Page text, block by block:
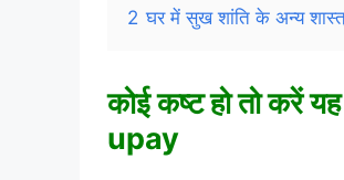
2 घर में सुख शांति के अन्य
कोई कष्ट हो तो
upay